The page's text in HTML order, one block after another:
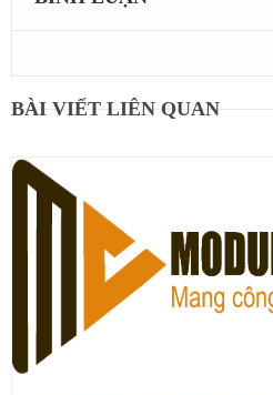
BÀI VIẾT LIÊN QUAN